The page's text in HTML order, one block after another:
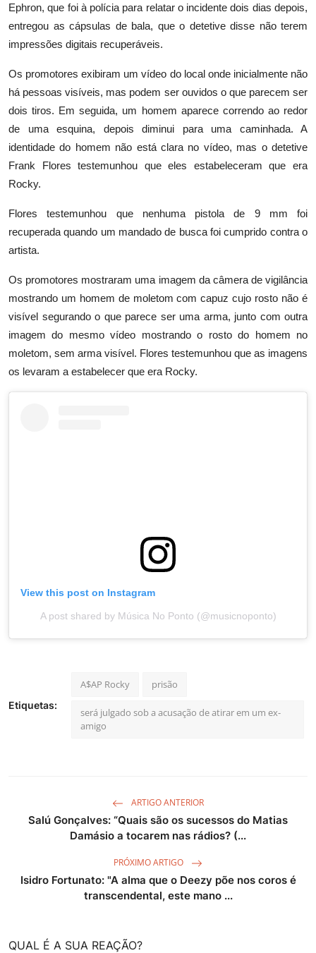
Ephron, que foi à polícia para relatar o incidente dois dias depois,
entregou as cápsulas de bala, que o detetive disse não terem
impressões digitais recuperáveis.
Os promotores exibiram um vídeo do local onde inicialmente não
há pessoas visíveis, mas podem ser ouvidos o que parecem ser
dois tiros. Em seguida, um homem aparece correndo ao redor
de uma esquina, depois diminui para uma caminhada. A
identidade do homem não está clara no vídeo, mas o detetive
Frank Flores testemunhou que eles estabeleceram que era
Rocky.
Flores testemunhou que nenhuma pistola de 9 mm foi
recuperada quando um mandado de busca foi cumprido contra o
artista.
Os promotores mostraram uma imagem da câmera de vigilância
mostrando um homem de moletom com capuz cujo rosto não é
visível segurando o que parece ser uma arma, junto com outra
imagem do mesmo vídeo mostrando o rosto do homem no
moletom, sem arma visível. Flores testemunhou que as imagens
os levaram a estabelecer que era Rocky.
View this post on Instagram
A post shared by Música No Ponto (@musicnoponto)
Etiquetas:
A$AP Rocky prisão
será julgado sob a acusação de atirar em um ex-
amigo
ARTIGO ANTERIOR
Salú Gonçalves: “Quais são os sucessos do Matias
Damásio a tocarem nas rádios? (...
PRÓXIMO ARTIGO
Isidro Fortunato: "A alma que o Deezy põe nos coros é
transcendental, este mano ...
QUAL É A SUA REAÇÃO?